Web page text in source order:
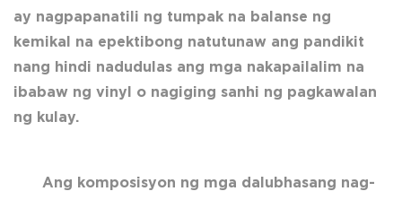
ay nagpapanatili ng tumpak na balanse ng
kemikal na epektibong natutunaw ang pandikit
nang hindi nadudulas ang mga nakapailalim na
ibabaw ng vinyl o nagiging sanhi ng pagkawalan
ng kulay.
Ang komposisyon ng mga dalubhasang nag-